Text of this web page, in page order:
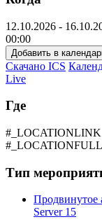
12.10.2026 -
00:00
Добавить в
Скачано ICS
Live
Где
#_LOCATIONLINK
Тип
Продвинутое
Server 15